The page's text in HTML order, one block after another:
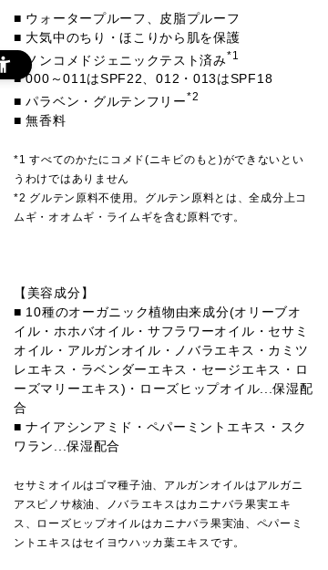
■ ウォータープルーフ、皮脂プルーフ
■ 大気中のちり・ほこりから肌を保護
■ ノンコメドジェニックテスト済み*1
■ 000～011はSPF22、012・013はSPF18
■ パラベン・グルテンフリー*2
■ 無香料
*1 すべてのかたにコメド(ニキビのもと)ができないとい
うわけではありません
*2 グルテン原料不使用。グルテン原料とは、全成分上コ
ムギ・オオムギ・ライムギを含む原料です。
【美容成分】
■ 10種のオーガニック植物由来成分(オリーブオ
イル・ホホバオイル・サフラワーオイル・セサミ
オイル・アルガンオイル・ノバラエキス・カミツ
レエキス・ラベンダーエキス・セージエキス・ロ
ーズマリーエキス)・ローズヒップオイル...保湿配
合
■ ナイアシンアミド・ペパーミントエキス・スク
ワラン...保湿配合
セサミオイルはゴマ種子油、アルガンオイルはアルガニ
アスピノサ核油、ノバラエキスはカニナバラ果実エキ
ス、ローズヒップオイルはカニナバラ果実油、ペパーミ
ントエキスはセイヨウハッカ葉エキスです。